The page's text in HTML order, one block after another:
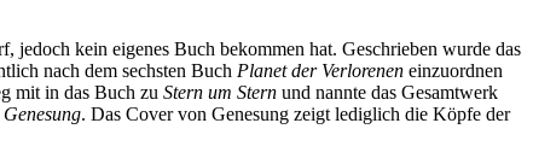
jedoch kein eigenes Buch bekommen hat. Geschrieben wurde das
nach dem sechsten Buch Planet der Verlorenen einzuordnen
mit in das Buch zu Stern um Stern und nannte das Gesamtwerk
Genesung. Das Cover von Genesung zeigt lediglich die Köpfe der